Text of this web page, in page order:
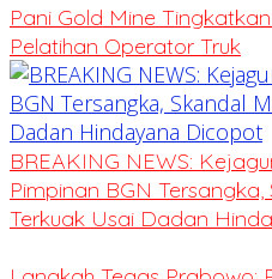
Pani Gold Mine
Pelatihan Operator Truk
BREAKING NEWS:
Pimpinan BGN
Terkuak Usai Dadan